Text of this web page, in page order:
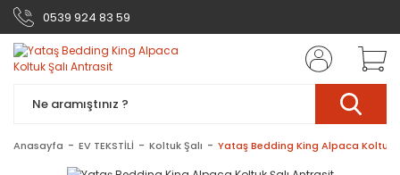
0539 924 83 59
Anasayfa EV TEKSTİLİ Koltuk Şalı Yataş Bedding King Alpaca Koltuk